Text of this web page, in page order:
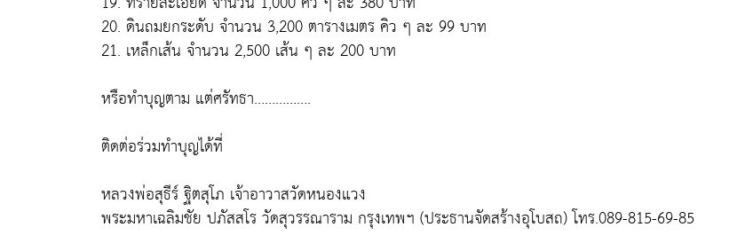
20. ดินถมยกระดับ จำนวน 3,200 ตารางเมตร คิว ๆ ละ 99 บาท
21. เหล็กเส้น จำนวน 2,500 เส้น ๆ ละ 200 บาท
หรือทำบุญตาม แต่ศรัทธา…………….
ติดต่อร่วมทำบุญได้ที่
หลวงพ่อสุธีร์ ฐิตสุโภ เจ้าอาวาสวัดหนองแวง
พระมหาเฉลิมชัย ปภัสสโร วัดสุวรรณาราม กรุงเทพฯ (ประธานจัดสร้างอุโบสถ) โทร.089-815-69-85